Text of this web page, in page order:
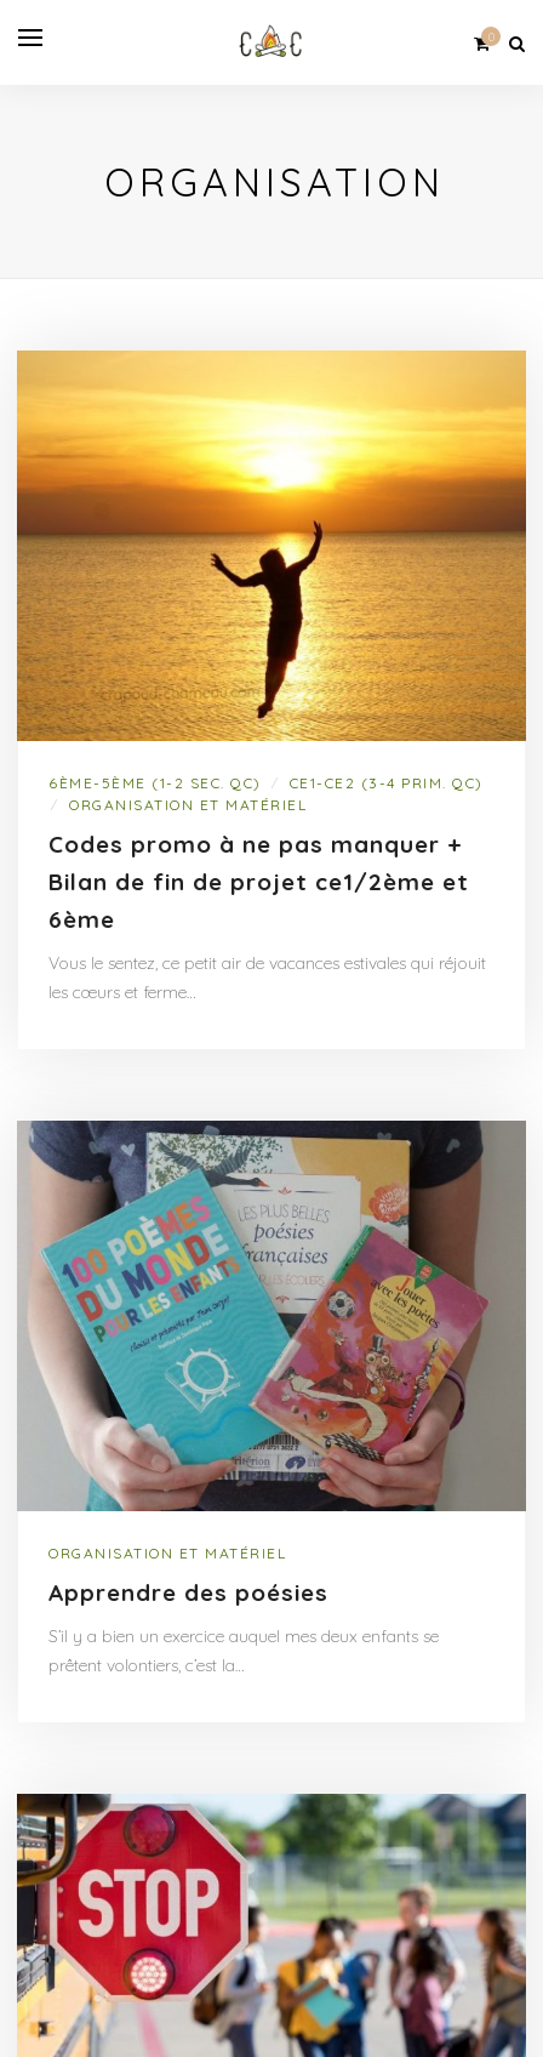
0
ORGANISATION
6ÈME-5ÈME (1-2 SEC. QC) / CE1-CE2 (3-4 PRIM. QC)
/ ORGANISATION ET MATÉRIEL
Codes promo à ne pas manquer +
Bilan de fin de projet ce1/2ème et
6ème
Vous le sentez, ce petit air de vacances estivales qui réjouit
les cœurs et ferme…
ORGANISATION ET MATÉRIEL
Apprendre des poésies
S’il y a bien un exercice auquel mes deux enfants se
prêtent volontiers, c’est la…